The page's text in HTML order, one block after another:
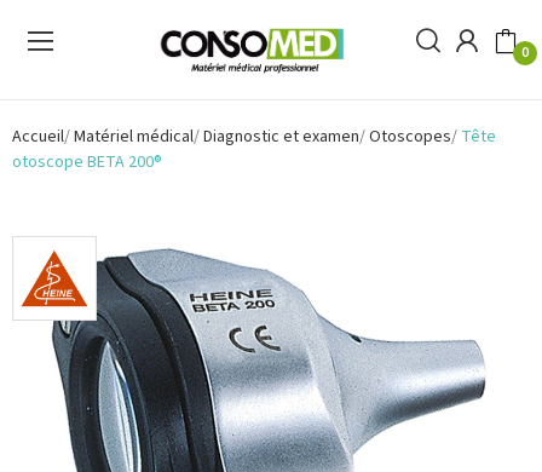
0
Accueil Matériel médical Diagnostic et examen Otoscopes Tête
otoscope BETA 200®